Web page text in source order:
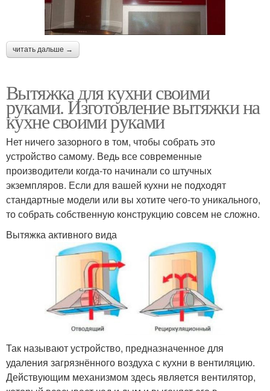
читать дальше →
Вытяжка для кухни своими
руками. Изготовление вытяжки на
кухне своими руками
Нет ничего зазорного в том, чтобы собрать это
устройство самому. Ведь все современные
производители когда-то начинали со штучных
экземпляров. Если для вашей кухни не подходят
стандартные модели или вы хотите чего-то уникального,
то собрать собственную конструкцию совсем не сложно.
Вытяжка активного вида
Так называют устройство, предназначенное для
удаления загрязнённого воздуха с кухни в вентиляцию.
Действующим механизмом здесь является вентилятор,